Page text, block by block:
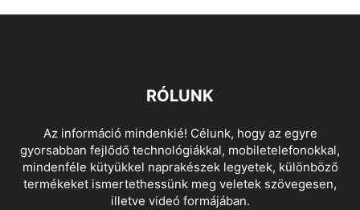
RÓLUNK
Az információ mindenkié! Célunk, hogy az egyre
gyorsabban fejlődő technológiákkal, mobiletelefonokkal,
mindenféle kütyükkel naprakészek legyetek, különböző
termékeket ismertethessünk meg veletek szövegesen,
illetve videó formájában.